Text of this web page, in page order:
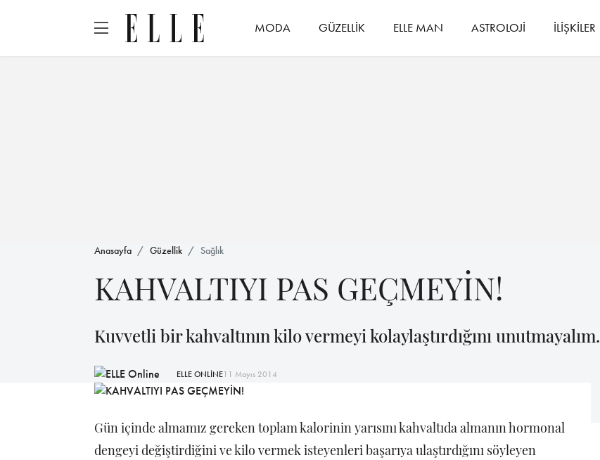
MODA GÜZELLİK ELLE MAN ASTROLOJİ İLİŞKİLER
Anasayfa Güzellik Sağlık
KAHVALTIYI PAS GEÇMEYİN!
Kuvvetli bir kahvaltının kilo vermeyi kolaylaştırdığını unutmayalım.
ELLE ONLİNE11 Mayıs 2014
Gün içinde almamız gereken toplam kalorinin yarısını kahvaltıda almanın hormonal
dengeyi değiştirdiğini ve kilo vermek isteyenleri başarıya ulaştırdığını söyleyen